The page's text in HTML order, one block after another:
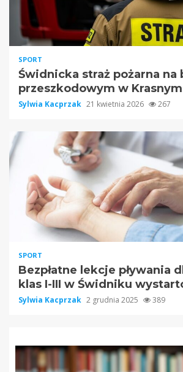
SPORT
Świdnicka straż pożarna na
przeszkodowym w
Sylwia Kacprzak 21 kwietnia 2026 267
SPORT
Bezpłatne lekcje pływania
klas I-III w Świdniku
Sylwia Kacprzak 2 grudnia 2025 389